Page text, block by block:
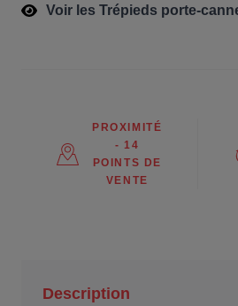
Voir les Trépieds porte-
PROXIMITÉ
- 14
POINTS DE
VENTE
Description